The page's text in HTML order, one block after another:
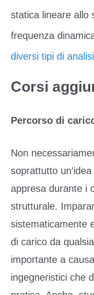
statica lineare allo
frequenza
diversi tipi di
Corsi
Percorso di
Non
soprattutto
appresa durante i
strutturale.
sistematicamente
di carico da
importante a
ingegneristici che